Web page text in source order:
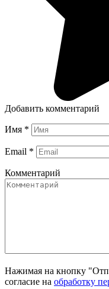
Добавить комментарий
Имя *
Email *
Комментарий
Нажимая на кнопку
согласие на обработку